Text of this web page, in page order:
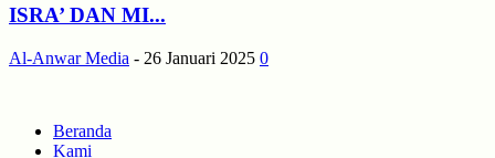
ISRA’ DAN MI...
Al-Anwar Media - 26 Januari 2025 0
Beranda
Kami